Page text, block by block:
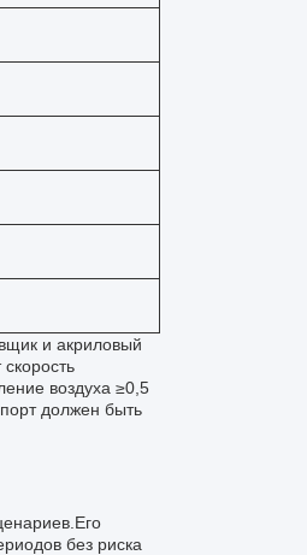
и акриловый
воздуха ≥0,5
должен быть
без риска